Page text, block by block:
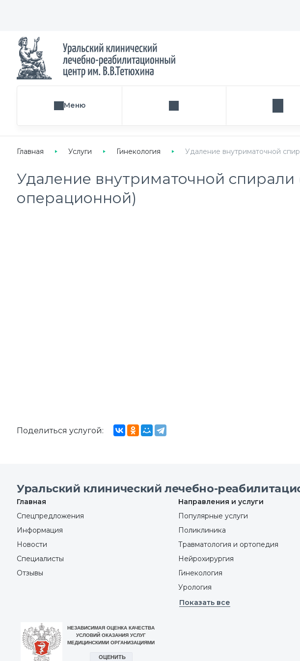
Меню Поиск услуги, направления или
Главная Услуги Гинекология Удаление внутриматочной
Удаление внутриматочной спирали
операционной)
Поделиться услугой:
Уральский клинический лечебно-
Главная
Спецпредложения
Информация
Новости
Специалисты
Отзывы
Направления и услуги
Популярные услуги
Поликлиника
Травматология и ортопедия
Нейрохирургия
Гинекология
Урология
Показать все